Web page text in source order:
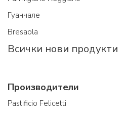
Гуанчале
Bresaola
Всички нови продукти
Производители
Pastificio Felicetti